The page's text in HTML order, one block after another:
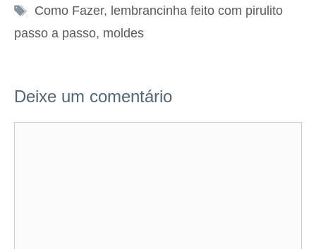
Tags
Como Fazer, lembrancinha feito com pirulito
passo a passo, moldes
Deixe um comentário